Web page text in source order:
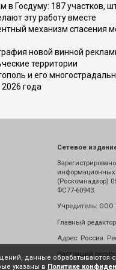
в Госдуму: 187 участков,
эту работу вместе
механизм спасения
новой винной
территории
и его
года
Сетевое
информационных
(Роскомнадзор)
ФС77-60943.
Учредитель:
Главный
Адрес: Россия.
Настоящий
данные
указаны в Политике